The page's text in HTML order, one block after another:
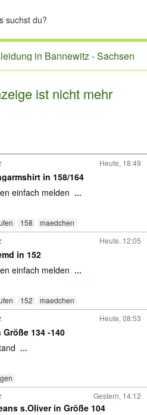
in Bannewitz - Sachsen
ist nicht mehr
Heute, 18:49
in 158/164
einfach melden ...
158
maedchen
Heute, 12:05
in 152
einfach melden ...
152 maedchen
Heute, 08:53
Größe 134 -140
...
Gestern, 14:12
s.Oliver in Größe 104